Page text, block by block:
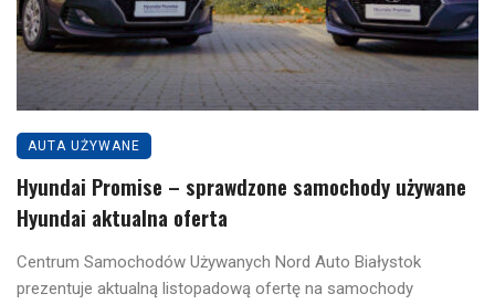
AUTA UŻYWANE
Hyundai Promise – sprawdzone samochody używane
Hyundai aktualna oferta
Centrum Samochodów Używanych Nord Auto Białystok
prezentuje aktualną listopadową ofertę na samochody